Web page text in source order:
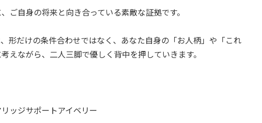
ご自身の将来と向き合っている素敵な証拠です。
形だけの条件合わせではなく、あなた自身の「お人柄」や「これ
えながら、二人三脚で優しく背中を押していきます。
ジサポートアイベリー